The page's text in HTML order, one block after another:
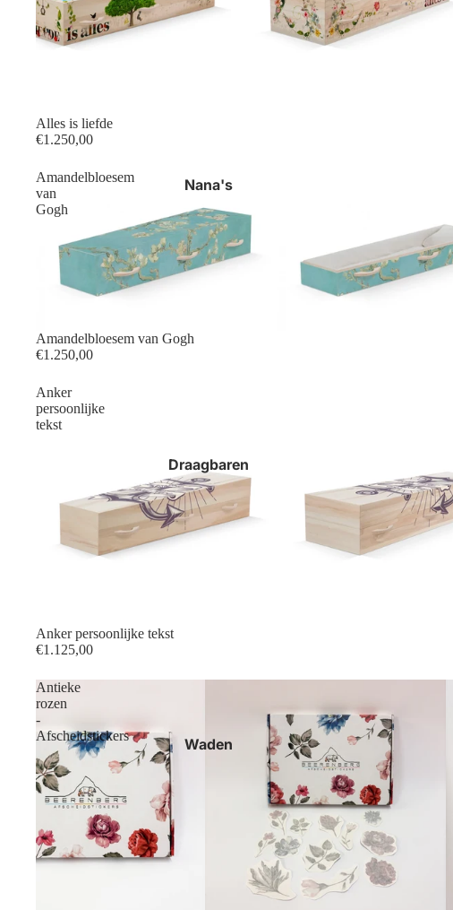
Nana's
Draagbaren
Waden
Alles is liefde
€1.250,00
Amandelbloesem
van
Gogh
Amandelbloesem van Gogh
€1.250,00
Anker
persoonlijke
tekst
Anker persoonlijke tekst
€1.125,00
Antieke
rozen
-
Afscheidstickers